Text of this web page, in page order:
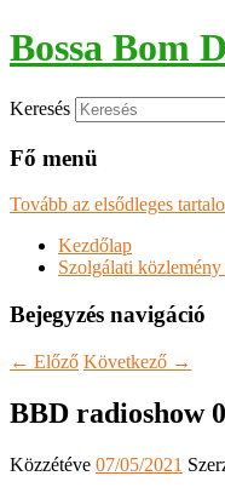
Bossa Bom
Keresés
Fő menü
Tovább az elsődleges
Kezdőlap
Szolgálati
Bejegyzés navigáció
← Előző Következő →
BBD radioshow
Közzétéve 07/05/2021